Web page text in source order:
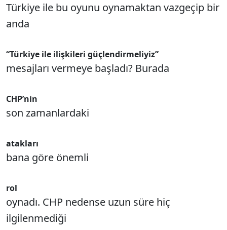
Türkiye ile bu oyunu oynamaktan vazgeçip bir
anda
“Türkiye ile ilişkileri güçlendirmeliyiz”
mesajları vermeye başladı? Burada
CHP’nin
son zamanlardaki
atakları
bana göre önemli
rol
oynadı. CHP nedense uzun süre hiç
ilgilenmediği